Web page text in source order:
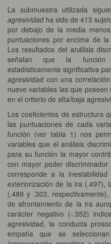
La submuestra utilizada
agresividadha sido de 413
por debajo de la media
puntuaciones por encima de
Los resultados del análisis
señalan que la función
estadísticamente significativa
agresividad con una
nueve variables las que
en el criterio de alta/baja
Los coeficientes de estructura
las puntuaciones de cada
función (ver tabla 1) nos
variables que el análisis
para su función la mayor
con mayor poder
corresponde a la
exteriorización de la ira (.497),
(.489 y .303,
de afrontamiento de la ira
carácter negativo (-.352)
agresividad, la conducta
empatía que se